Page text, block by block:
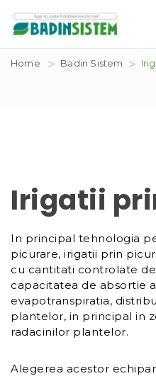
Home Badin Sistem
Irigatii
In principal tehnologia
picurare, irigatii prin
cu cantitati controlate
capacitatea de absortie
evapotranspiratia,
plantelor, in principal in
radacinilor plantelor.
Alegerea acestor